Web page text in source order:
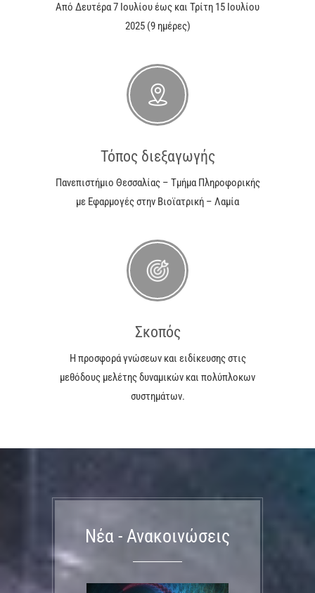
Από Δευτέρα 7 Ιουλίου έως και Τρίτη 15 Ιουλίου
2025 (9 ημέρες)
Τόπος διεξαγωγής
Πανεπιστήμιο Θεσσαλίας – Τμήμα Πληροφορικής
με Εφαρμογές στην Βιοϊατρική – Λαμία
Σκοπός
H προσφορά γνώσεων και ειδίκευσης στις
μεθόδους μελέτης δυναμικών και πολύπλοκων
συστημάτων.
Νέα - Ανακοινώσεις